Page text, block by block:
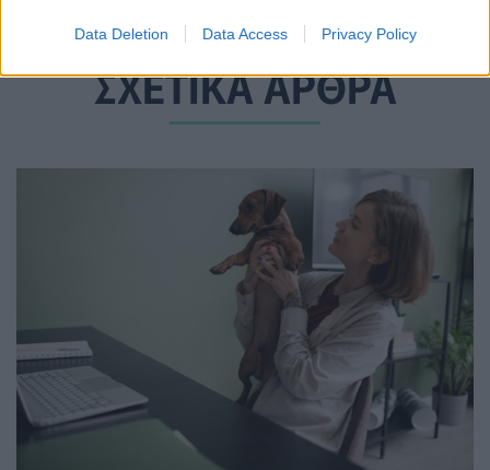
Data Deletion Data Access Privacy Policy
ΣΧΕΤΙΚΑ ΑΡΘΡΑ